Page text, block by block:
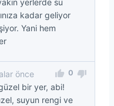
yerlerde su
kadar geliyor
Yani hem
önce
bir yer, abi!
suyun rengi ve
0